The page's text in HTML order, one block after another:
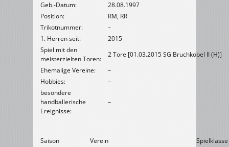
Geb.-Datum:
28.08.1997
Position:
RM, RR
Trikotnummer:
–
1. Herren seit:
2015
Spiel mit den
meisterzielten Toren:
2 Tore [01.03.2015 SG Bruchköbel II (H)]
Ehemalige Vereine:
–
Hobbies:
–
besondere
handballerische
Ereignisse:
–
Saison Verein
Spielklasse